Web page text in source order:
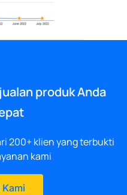
produk Anda
200+ klien yang terbukti
kami